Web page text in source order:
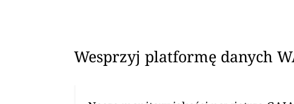
Wesprzyj platformę danych